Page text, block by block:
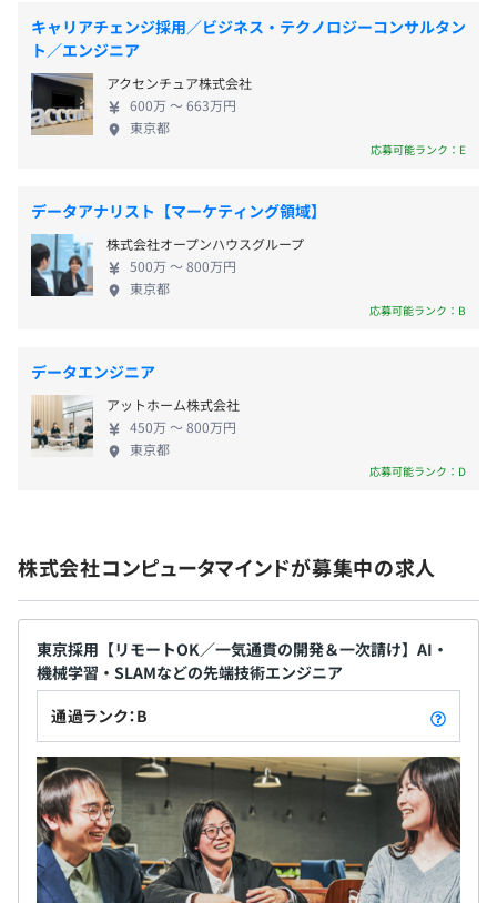
・ペットボトル外観検査装置開発
・カメラ用の交換レンズ制御
◆医療系ソフトウェア開発
・患者副作用報告管理システム
◆金融系ソフトウェア開発
・市場系取引管理システム
・金融商品の業務支援システム(Murex)
■社内研修
・新人研修は半年間あり、ビジネスマナーからアプリケー
・中途入社の方はOJTという形で先輩と一緒に仕事をして
・社外研修
社外セミナーを継続的に使用できます。
定時時間内、時間外を使用して、計画的に受講していま
・フリープラン研修
費用:30万円・期間:2週間の範囲内で、自由に企画・実行
できる研修です。
自ら研修内容を考えることで主体性が生まれ、学ぶことへ
の意欲が高まります。
・祝日
・年末年始 他
※年間休日122日
・残業手当
・家族手当
・住宅手当
・資格取得手当
◆財形貯蓄・退職金
財形貯蓄で将来に備えた計画的な貯蓄が行えます。また、
勤続年数に応じた退職金が支給されるので、退職後の生活
も安心です。
を実施いたしました。
人気の社員旅行になっており、参加率は概ね100％となっ
ております。
更に当社社員旅行の特徴は、家族も同行できるところにあ
ります。
◆育児・介護休業制度
働きながら、安心して育児や介護ができるように、育児・
介護休業制度を設けています。また、休業後の復帰をスム
ーズに行えるよう、万全のサポートを致します。
の開発に携われる ・定期的に社員が自発的に勉強会
を開催している ■働く環境 ・アフターコロナ後も在
宅勤務を推奨しており、多くの社員が在宅勤務をし
ております。もちろん出社派の社員は出社しておりま
す ・Udemyの活用や社内の研修ワーキンググループ
による研修など、様々なスキルアップできる機会が
たコミュニケーションが活発で、インドア系サーク
ル/アウトドア系サークル共に活発です
キャリアチェンジ採用／ビジネス・テクノロジーコンサルタン
ト／エンジニア
アクセンチュア株式会社
600万 〜 663万円
東京都
応募可能ランク：E
データアナリスト【マーケティング領域】
株式会社オープンハウスグループ
500万 〜 800万円
東京都
応募可能ランク：B
データエンジニア
アットホーム株式会社
450万 〜 800万円
東京都
応募可能ランク：D
株式会社コンピュータマインドが募集中の求人
東京採用【リモートOK／一気通貫の開発＆一次請け】AI・
機械学習・SLAMなどの先端技術エンジニア
通過ランク：B